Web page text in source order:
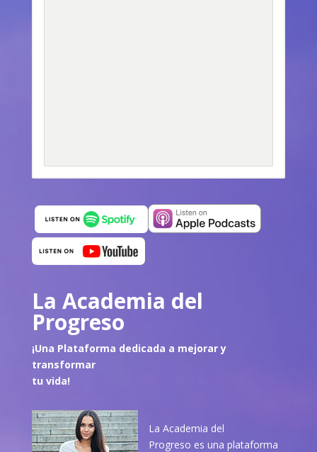
La Academia del
Progreso
¡Una Plataforma dedicada a mejorar y
transformar
tu vida!
La Academia del
Progreso es una plataforma